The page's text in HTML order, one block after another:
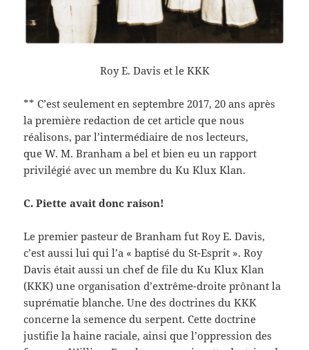
Roy E. Davis et le KKK
** C’est seulement en septembre 2017, 20 ans après
la première redaction de cet article que nous
réalisons, par l’intermédiaire de nos lecteurs,
que W. M. Branham a bel et bien eu un rapport
privilégié avec un membre du Ku Klux Klan.
C. Piette avait donc raison!
Le premier pasteur de Branham fut Roy E. Davis,
c’est aussi lui qui l’a « baptisé du St-Esprit ». Roy
Davis était aussi un chef de file du Ku Klux Klan
(KKK) une organisation d’extrême-droite prônant la
suprématie blanche. Une des doctrines du KKK
concerne la semence du serpent. Cette doctrine
justifie la haine raciale, ainsi que l’oppression des